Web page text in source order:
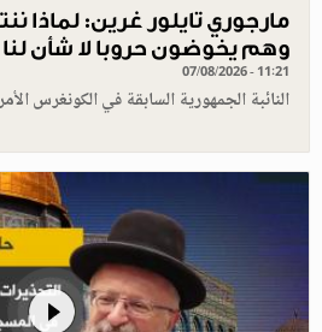
مارجوري تايلور غرين: لماذا
وهم يخوضون حروبا لا شأن لنا
07/08/2026 - 11:21
النائبة الجمهورية السابقة في الكونغرس